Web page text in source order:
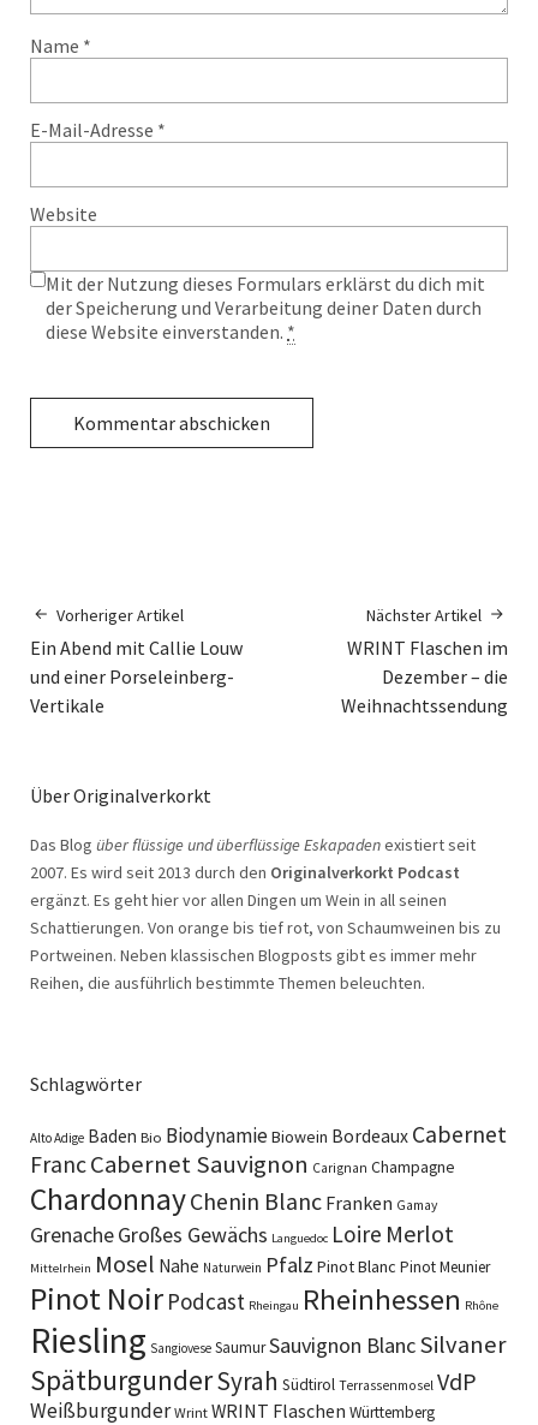
Name *
E-Mail-Adresse *
Website
Mit der Nutzung dieses Formulars erklärst du dich mit
der Speicherung und Verarbeitung deiner Daten durch
diese Website einverstanden. *
Vorheriger Artikel
Ein Abend mit Callie Louw
und einer Porseleinberg-
Vertikale
Nächster Artikel
WRINT Flaschen im
Dezember – die
Weihnachtssendung
Über Originalverkorkt
Das Blog über flüssige und überflüssige Eskapadenexistiert seit
2007. Es wird seit 2013 durch den Originalverkorkt Podcast
ergänzt. Es geht hier vor allen Dingen um Wein in all seinen
Schattierungen. Von orange bis tief rot, von Schaumweinen bis zu
Portweinen. Neben klassischen Blogposts gibt es immer mehr
Reihen, die ausführlich bestimmte Themen beleuchten.
Schlagwörter
Alto Adige Baden Bio BiodynamieBiowein Bordeaux Cabernet
FrancCabernet Sauvignon Carignan Champagne
ChardonnayChenin Blanc Franken Gamay
GrenacheGroßes Gewächs Languedoc Loire Merlot
Mittelrhein Mosel Nahe Naturwein Pfalz Pinot Blanc Pinot Meunier
Pinot Noir Podcast Rheingau Rheinhessen Rhône
Riesling Sangiovese SaumurSauvignon BlancSilvaner
SpätburgunderSyrah Südtirol Terrassenmosel VdP
Weißburgunder Wrint WRINT Flaschen Württemberg